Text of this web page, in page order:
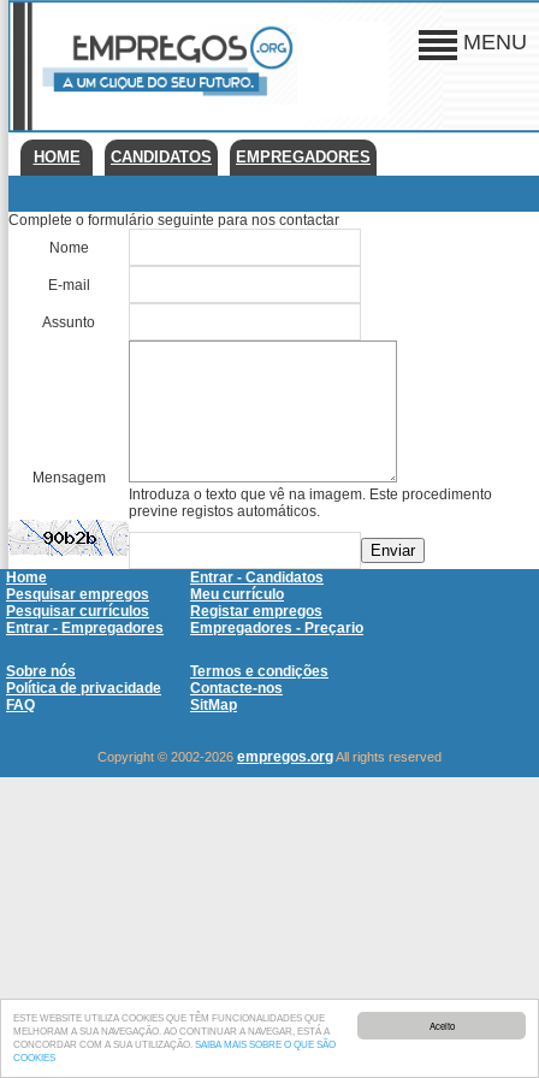
Aceito
ESTE WEBSITE UTILIZA COOKIES QUE TÊM FUNCIONALIDADES QUE
MELHORAM A SUA NAVEGAÇÃO. AO CONTINUAR A NAVEGAR, ESTÁ A
CONCORDAR COM A SUA UTILIZAÇÃO. SAIBA MAIS SOBRE O QUE SÃO
COOKIES
MENU
HOME CANDIDATOS EMPREGADORES
Complete o formulário seguinte para nos contactar
Nome
E-mail
Assunto
Mensagem
Introduza o texto que vê na imagem. Este procedimento
previne registos automáticos.
Enviar
Home
Entrar - Candidatos
Pesquisar empregos
Meu currículo
Pesquisar currículos
Registar empregos
Entrar - Empregadores
Empregadores - Preçario
Sobre nós
Termos e condições
Política de privacidade
Contacte-nos
FAQ
SitMap
Copyright © 2002-2026 empregos.orgAll rights reserved